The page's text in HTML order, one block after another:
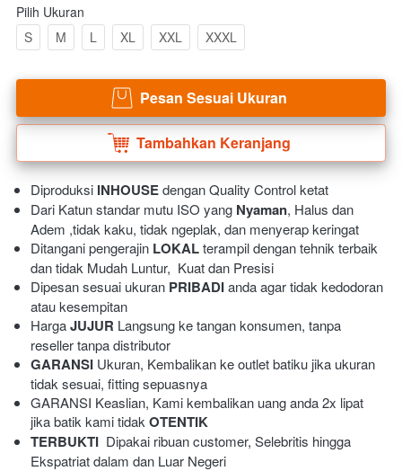
Pilih Ukuran
S
M L XL XXL XXXL
` Pesan Sesuai Ukuran
` Tambahkan Keranjang
Diproduksi INHOUSE dengan Quality Control ketat
Dari Katun standar mutu ISO yang Nyaman, Halus dan
Adem ,tidak kaku, tidak ngeplak, dan menyerap keringat
Ditangani pengerajin LOKAL terampil dengan tehnik terbaik
dan tidak Mudah Luntur,  Kuat dan Presisi
Dipesan sesuai ukuran PRIBADI anda agar tidak kedodoran
atau kesempitan
Harga JUJUR Langsung ke tangan konsumen, tanpa
reseller tanpa distributor
GARANSI Ukuran, Kembalikan ke outlet batiku jika ukuran
tidak sesuai, fitting sepuasnya
GARANSI Keaslian, Kami kembalikan uang anda 2x lipat
jika batik kami tidak OTENTIK
TERBUKTI
  Dipakai ribuan customer, Selebritis hingga
Ekspatriat dalam dan Luar Negeri